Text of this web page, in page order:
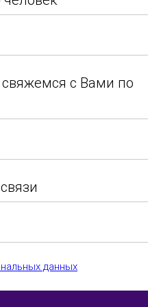
с Вами по
Россия, г.
с Вами по
данных